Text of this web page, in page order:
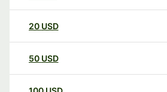
20 USD
50 USD